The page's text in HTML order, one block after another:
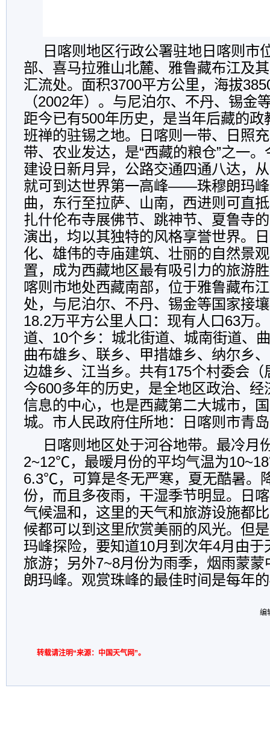
日喀则地区行政公署驻地日喀则市
部、喜马拉雅山北麓、雅鲁藏布江及
汇流处。面积3700平方公里，海拔
（2002年）。与尼泊尔、不丹、锡金
距今已有500年历史，是当年后藏的
班禅的驻锡之地。日喀则一带、日照
带、农业发达，是“西藏的粮仓”之一
建设日新月异，公路交通四通八达，
就可到达世界第一高峰——珠穆朗玛
曲，东行至拉萨、山南，西进则可直
扎什伦布寺展佛节、跳神节、夏鲁寺
演出，均以其独特的风格享誉世界。
化、雄伟的寺庙建筑、壮丽的自然景
置，成为西藏地区最有吸引力的旅游
喀则市地处西藏南部，位于雅鲁藏布
处，与尼泊尔、不丹、锡金等国家接
18.2万平方公里人口：现有人口63万
道、10个乡：城北街道、城南街道、
曲布雄乡、联乡、甲措雄乡、纳尔乡
边雄乡、江当乡。共有175个村委会（
今600多年的历史，是全地区政治、经
信息的中心，也是西藏第二大城市，
城。市人民政府住所地：日喀则市青
日喀则地区处于河谷地带。最冷月
2~12℃，最暧月份的平均气温为
6.3℃，可算是冬无严寒，夏无酷暑。
份，而且多夜雨，干湿季节明显。日
气候温和，这里的天气和旅游设施都
候都可以到这里欣赏美丽的风光。但
玛峰探险，要知道10月到次年4月由于
旅游；另外7~8月份为雨季，烟雨蒙
朗玛峰。观赏珠峰的最佳时间是每年
编
转载请注明“来源：中国天气网”。